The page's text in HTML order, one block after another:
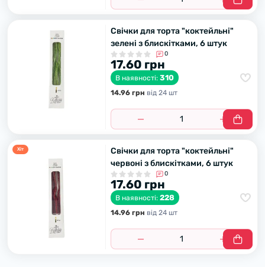
Свічки для торта "коктейльні"
зелені з блискітками, 6 штук
0
17.60 грн
В наявності: 310
14.96 грн вiд 24 шт
Хiт
Свічки для торта "коктейльні"
червоні з блискітками, 6 штук
0
17.60 грн
В наявності: 228
14.96 грн вiд 24 шт